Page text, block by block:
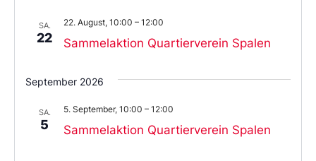
SA.
22 Sammelaktion Quartierverein Spalen
22. August, 10:00 – 12:00
September 2026
SA.
5 Sammelaktion Quartierverein Spalen
5. September, 10:00 – 12:00